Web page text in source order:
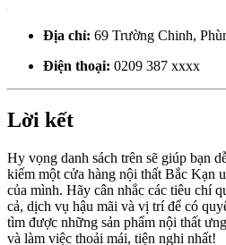
Địa chỉ: 69 Trường Chinh,
Điện thoại: 0209 387 xxxx
Lời kết
Hy vọng danh sách trên sẽ giúp bạn
kiếm một cửa hàng nội thất Bắc Kạn
của mình. Hãy cân nhắc các tiêu chí
cả, dịch vụ hậu mãi và vị trí để có
tìm được những sản phẩm nội thất
và làm việc thoải mái, tiện nghi nhất!